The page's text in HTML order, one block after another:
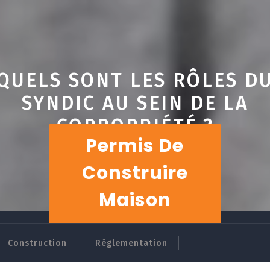
SONT LES RÔLES
SYNDIC AU SEIN DE LA
COPROPRIÉTÉ ?
Permis De
Construire
Maison
Construction Règlementation